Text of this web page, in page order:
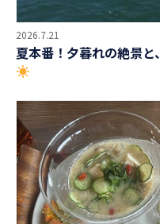
2026.7.21
夏本番！夕暮れの絶景